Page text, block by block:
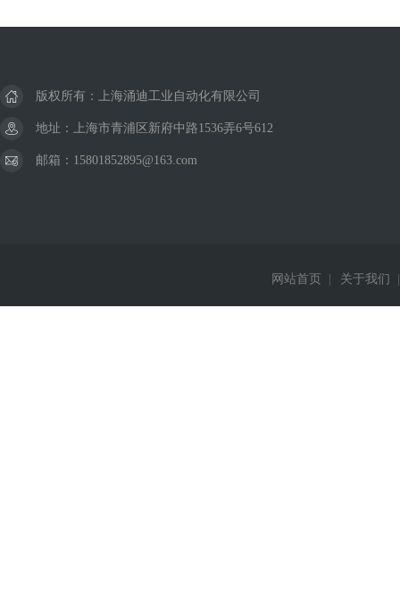
版权所有：上海涌迪工业自动化有限公司
地址：上海市青浦区新府中路1536弄6号612
邮箱：15801852895@163.com
网站首页 关于我们